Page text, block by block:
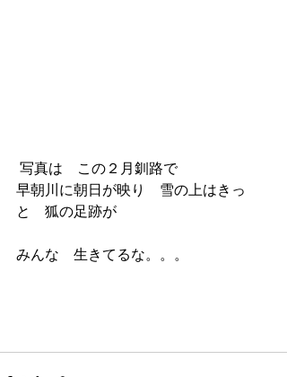
写真は　この２月釧路で
早朝川に朝日が映り　雪の上はきっ
と　狐の足跡が
みんな　生きてるな。。。